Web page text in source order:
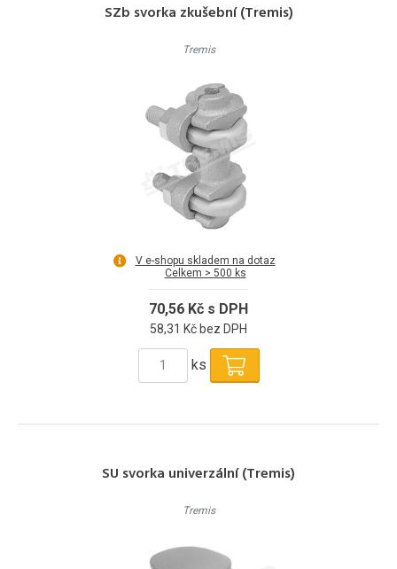
SZb svorka zkušební (Tremis)
Tremis
V e-shopu skladem na dotaz
Celkem > 500 ks
70,56 Kč s DPH
58,31 Kč bez DPH
ks
SU svorka univerzální (Tremis)
Tremis